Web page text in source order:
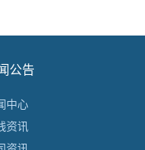
公告
中心
资讯